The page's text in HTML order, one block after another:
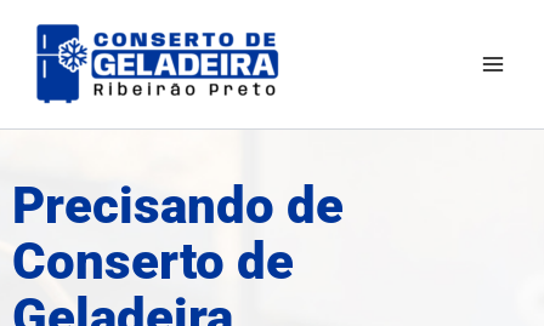
para
Precisando de
Conserto de